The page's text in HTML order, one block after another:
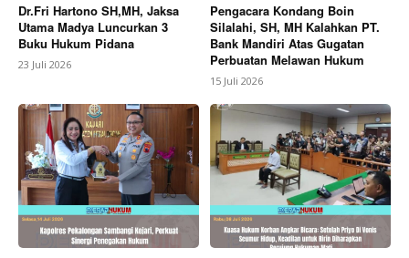
Dr.Fri Hartono SH,MH, Jaksa
Utama Madya Luncurkan 3
Buku Hukum Pidana
23 Juli 2026
Pengacara Kondang Boin
Silalahi, SH, MH Kalahkan PT.
Bank Mandiri Atas Gugatan
Perbuatan Melawan Hukum
15 Juli 2026